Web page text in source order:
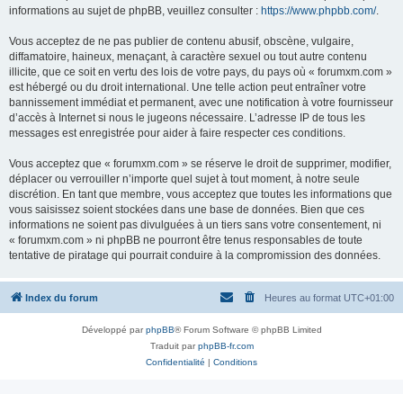
informations au sujet de phpBB, veuillez consulter : https://www.phpbb.com/.
Vous acceptez de ne pas publier de contenu abusif, obscène, vulgaire,
diffamatoire, haineux, menaçant, à caractère sexuel ou tout autre contenu
illicite, que ce soit en vertu des lois de votre pays, du pays où « forumxm.com »
est hébergé ou du droit international. Une telle action peut entraîner votre
bannissement immédiat et permanent, avec une notification à votre fournisseur
d’accès à Internet si nous le jugeons nécessaire. L’adresse IP de tous les
messages est enregistrée pour aider à faire respecter ces conditions.
Vous acceptez que « forumxm.com » se réserve le droit de supprimer, modifier,
déplacer ou verrouiller n’importe quel sujet à tout moment, à notre seule
discrétion. En tant que membre, vous acceptez que toutes les informations que
vous saisissez soient stockées dans une base de données. Bien que ces
informations ne soient pas divulguées à un tiers sans votre consentement, ni
« forumxm.com » ni phpBB ne pourront être tenus responsables de toute
tentative de piratage qui pourrait conduire à la compromission des données.
Index du forum Heures au format UTC+01:00
Développé parphpBB® Forum Software © phpBB Limited
Traduit parphpBB-fr.com
Confidentialité | Conditions